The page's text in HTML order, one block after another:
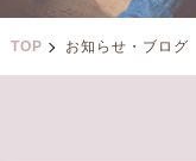
TOP お知らせ・ブログ